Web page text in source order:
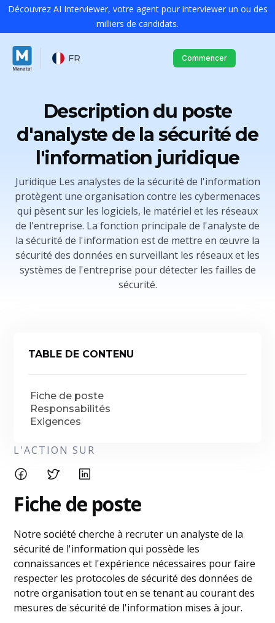
Découvrez AI Interviewer, votre agent pour interviewer un ou des
milliers de candidats.
FR Commencer
Description du poste
d'analyste de la sécurité de
l'information juridique
Juridique Les analystes de la sécurité de l'information
protègent une organisation contre les cybermenaces
qui pèsent sur les logiciels, le matériel et les réseaux
de l'entreprise. La fonction principale de l'analyste de
la sécurité de l'information est de mettre en œuvre la
sécurité des données en surveillant les réseaux et les
systèmes de l'entreprise pour détecter les failles de
sécurité.
TABLE DE CONTENU
Fiche de poste
Responsabilités
Exigences
L'ACTION SUR
Fiche de poste
Notre société cherche à recruter un analyste de la
sécurité de l'information qui possède les
connaissances et l'expérience nécessaires pour faire
respecter les protocoles de sécurité des données de
notre organisation tout en se tenant au courant des
mesures de sécurité de l'information mises à jour.